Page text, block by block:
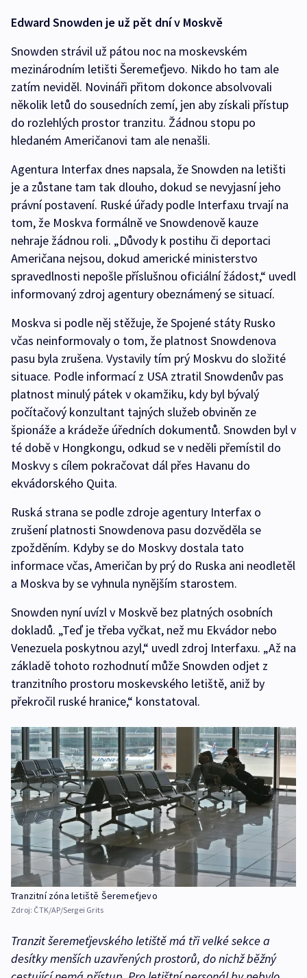
Edward Snowden je už pět dní v Moskvě
Snowden strávil už pátou noc na moskevském
mezinárodním letišti Šeremeťjevo. Nikdo ho tam ale
zatím neviděl. Novináři přitom dokonce absolvovali
několik letů do sousedních zemí, jen aby získali přístup
do rozlehlých prostor tranzitu. Žádnou stopu po
hledaném Američanovi tam ale nenašli.
Agentura Interfax dnes napsala, že Snowden na letišti
je a zůstane tam tak dlouho, dokud se nevyjasní jeho
právní postavení. Ruské úřady podle Interfaxu trvají na
tom, že Moskva formálně ve Snowdenově kauze
nehraje žádnou roli. „Důvody k postihu či deportaci
Američana nejsou, dokud americké ministerstvo
spravedlnosti nepošle příslušnou oficiální žádost,“ uvedl
informovaný zdroj agentury obeznámený se situací.
Moskva si podle něj stěžuje, že Spojené státy Rusko
včas neinformovaly o tom, že platnost Snowdenova
pasu byla zrušena. Vystavily tím prý Moskvu do složité
situace. Podle informací z USA ztratil Snowdenův pas
platnost minulý pátek v okamžiku, kdy byl bývalý
počítačový konzultant tajných služeb obviněn ze
špionáže a krádeže úředních dokumentů. Snowden byl v
té době v Hongkongu, odkud se v neděli přemístil do
Moskvy s cílem pokračovat dál přes Havanu do
ekvádorského Quita.
Ruská strana se podle zdroje agentury Interfax o
zrušení platnosti Snowdenova pasu dozvěděla se
zpožděním. Kdyby se do Moskvy dostala tato
informace včas, Američan by prý do Ruska ani neodletěl
a Moskva by se vyhnula nynějším starostem.
Snowden nyní uvízl v Moskvě bez platných osobních
dokladů. „Teď je třeba vyčkat, než mu Ekvádor nebo
Venezuela poskytnou azyl,“ uvedl zdroj Interfaxu. „Až na
základě tohoto rozhodnutí může Snowden odjet z
tranzitního prostoru moskevského letiště, aniž by
překročil ruské hranice,“ konstatoval.
Tranzitní zóna letiště Šeremeťjevo
Zdroj: ČTK/AP/Sergei Grits
Tranzit šeremeťjevského letiště má tři velké sekce a
desítky menších uzavřených prostorů, do nichž běžný